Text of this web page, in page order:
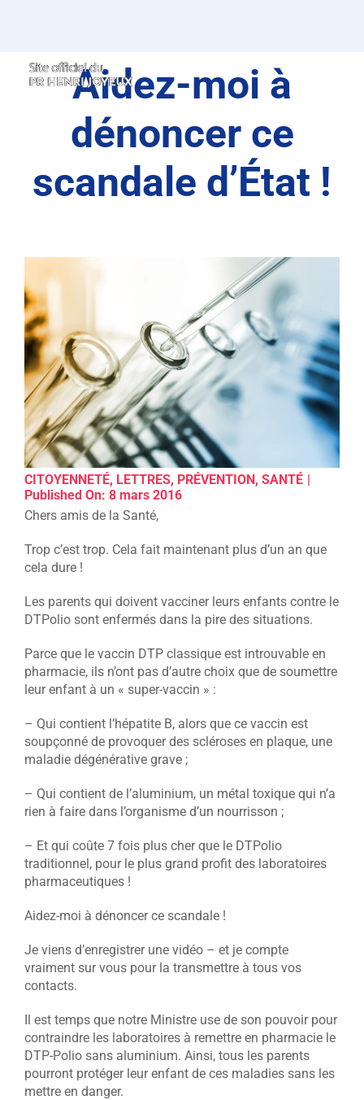
Aidez-moi à
dénoncer ce
scandale d’État !
CITOYENNETÉ, LETTRES, PRÉVENTION, SANTÉ |
Published On: 8 mars 2016
Chers amis de la Santé,
Trop c’est trop. Cela fait maintenant plus d’un an que
cela dure !
Les parents qui doivent vacciner leurs enfants contre le
DTPolio sont enfermés dans la pire des situations.
Parce que le vaccin DTP classique est introuvable en
pharmacie, ils n’ont pas d’autre choix que de soumettre
leur enfant à un « super-vaccin » :
– Qui contient l’hépatite B, alors que ce vaccin est
soupçonné de provoquer des scléroses en plaque, une
maladie dégénérative grave ;
– Qui contient de l’aluminium, un métal toxique qui n’a
rien à faire dans l’organisme d’un nourrisson ;
– Et qui coûte 7 fois plus cher que le DTPolio
traditionnel, pour le plus grand profit des laboratoires
pharmaceutiques !
Aidez-moi à dénoncer ce scandale !
Je viens d’enregistrer une vidéo – et je compte
vraiment sur vous pour la transmettre à tous vos
contacts.
Il est temps que notre Ministre use de son pouvoir pour
contraindre les laboratoires à remettre en pharmacie le
DTP-Polio sans aluminium. Ainsi, tous les parents
pourront protéger leur enfant de ces maladies sans les
mettre en danger.